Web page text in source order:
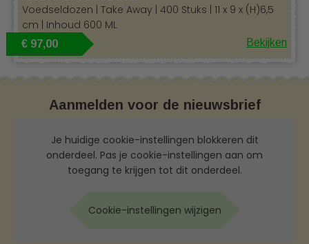
Voedseldozen | Take Away | 400 Stuks | 11 x 9 x (H)6,5
cm | Inhoud 600 ML
€ 97,00 Bekijken
Aanmelden voor de nieuwsbrief
Je huidige cookie-instellingen blokkeren dit
onderdeel. Pas je cookie-instellingen aan om
toegang te krijgen tot dit onderdeel.
Cookie-instellingen wijzigen